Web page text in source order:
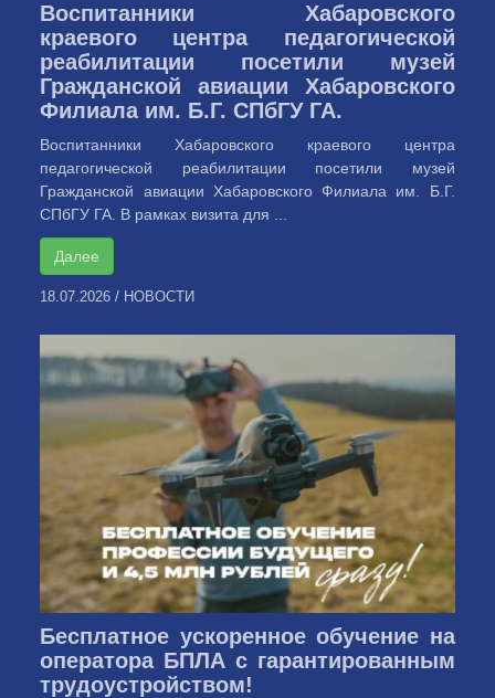
Воспитанники Хабаровского
краевого центра педагогической
реабилитации посетили музей
Гражданской авиации Хабаровского
Филиала им. Б.Г. СПбГУ ГА.
Воспитанники Хабаровского краевого центра
педагогической реабилитации посетили музей
Гражданской авиации Хабаровского Филиала им. Б.Г.
СПбГУ ГА. В рамках визита для ...
Далее
18.07.2026 / НОВОСТИ
Бесплатное ускоренное обучение на
оператора БПЛА с гарантированным
трудоустройством!